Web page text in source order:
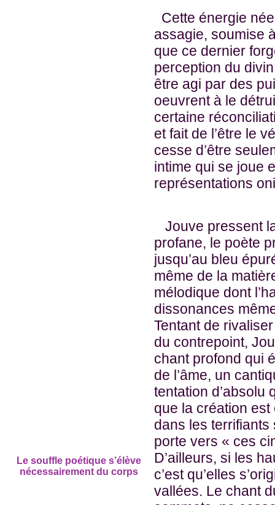
Cette énergie
assagie, soumise
que ce dernier
perception du
être agi par des
oeuvrent à le
certaine
et fait de l’être le
cesse d’être
intime qui se joue
représentations
Le souffle poétique s’élève
nécessairement du corps
Jouve pressent
profane, le poète
jusqu’au bleu
même de la
mélodique dont
dissonances
Tentant de
du contrepoint,
chant profond qui
de l’âme, un
tentation d’absolu
que la création est
dans les terrifiants
porte vers « ces
D’ailleurs, si les
c’est qu’elles
vallées. Le chant